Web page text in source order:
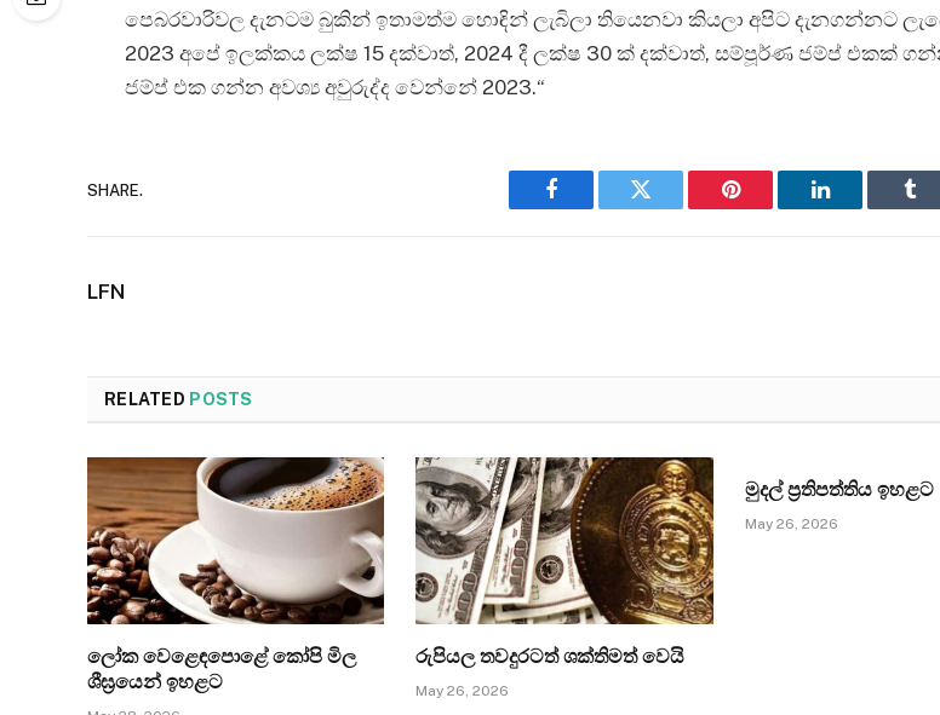
පෙබරවාරිවල දැනටම බුකින් ඉතාමත්ම හොඳින් ලැබිලා තියෙනවා කියලා අපිට දැනගන්නට
2023 අපේ ඉලක්කය ලක්ෂ 15 දක්වාත්, 2024 දී ලක්ෂ 30 ක් දක්වාත්, සම්පූර්ණ ජම්ප් එකක්
ජම්ප් එක ගන්න අවශ්‍ය අවුරුද්ද වෙන්නේ 2023.“
SHARE.
Facebook Twitter Pinterest LinkedIn
LFN
RELATED POSTS
ලෝක වෙළෙඳපොළේ කෝපි මිල
ශීඝ්‍රයෙන් ඉහළට
රුපියල තවදුරටත් ශක්තිමත් වෙයි
May 26, 2026
මුදල් ප්‍රතිපත්තිය ඉහළට
May 26, 2026